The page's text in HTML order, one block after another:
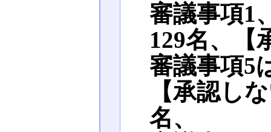
審議事項1
129名、【
審議事項5
【承認し
名、